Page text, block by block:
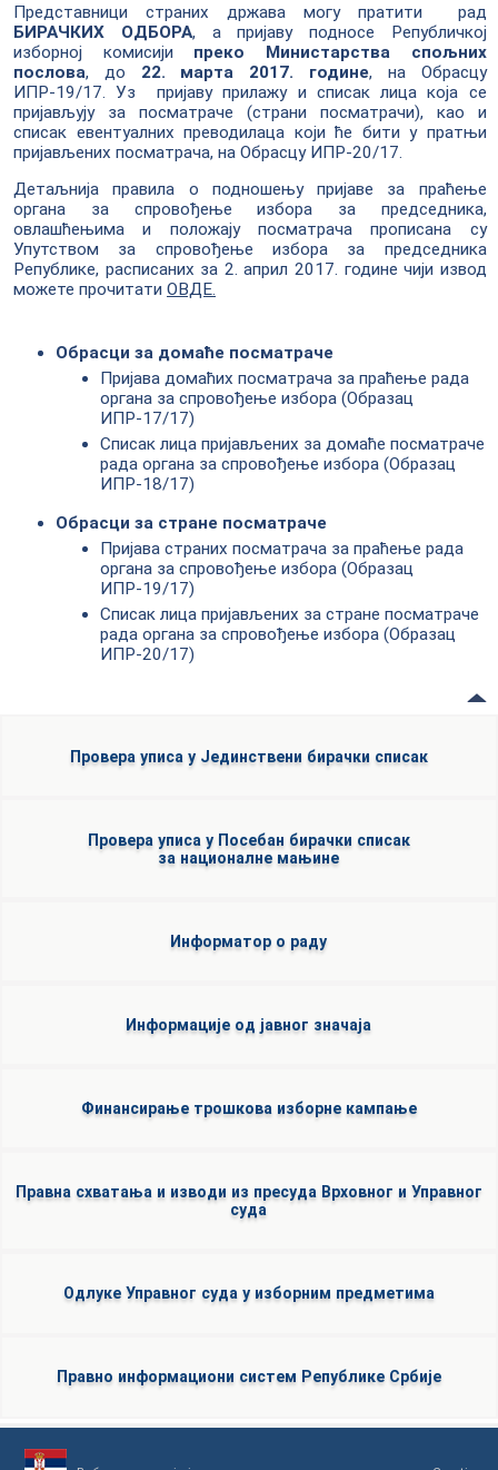
Представници страних држава могу пратити рад
БИРАЧКИХ ОДБОРА, а пријаву подносе Републичкој
изборној комисији преко Министарства спољних
послова, до 22. марта 2017. године, на Обрасцу
ИПР-19/17. Уз пријаву прилажу и списак лица која се
пријављују за посматраче (страни посматрачи), као и
списак евентуалних преводилаца који ће бити у пратњи
пријављених посматрача, на Обрасцу ИПР-20/17.
Детаљнија правила о подношењу пријаве за праћење
органа за спровођење избора за председника,
овлашћењима и положају посматрача прописана су
Упутством за спровођење избора за председника
Републике, расписаних за 2. април 2017. године чији извод
можете прочитати ОВДЕ.
Обрасци за домаће посматраче
Пријава домаћих посматрача за праћење рада
органа за спровођење избора (Образац
ИПР-17/17)
Списак лица пријављених за домаће посматраче
рада органа за спровођење избора (Образац
ИПР-18/17)
Обрасци за стране посматраче
Пријава страних посматрача за праћење рада
органа за спровођење избора (Образац
ИПР-19/17)
Списак лица пријављених за стране посматраче
рада органа за спровођење избора (Образац
ИПР-20/17)
Провера уписа у Јединствени бирачки списак
Провера уписа у Посебан бирачки списак
за националне мањине
Информатор о раду
Информације од јавног значаја
Финансирање трошкова изборне кампање
Правна схватања и изводи из пресуда Врховног и Управног
суда
Одлуке Управног суда у изборним предметима
Правно информациони систем Републике Србије